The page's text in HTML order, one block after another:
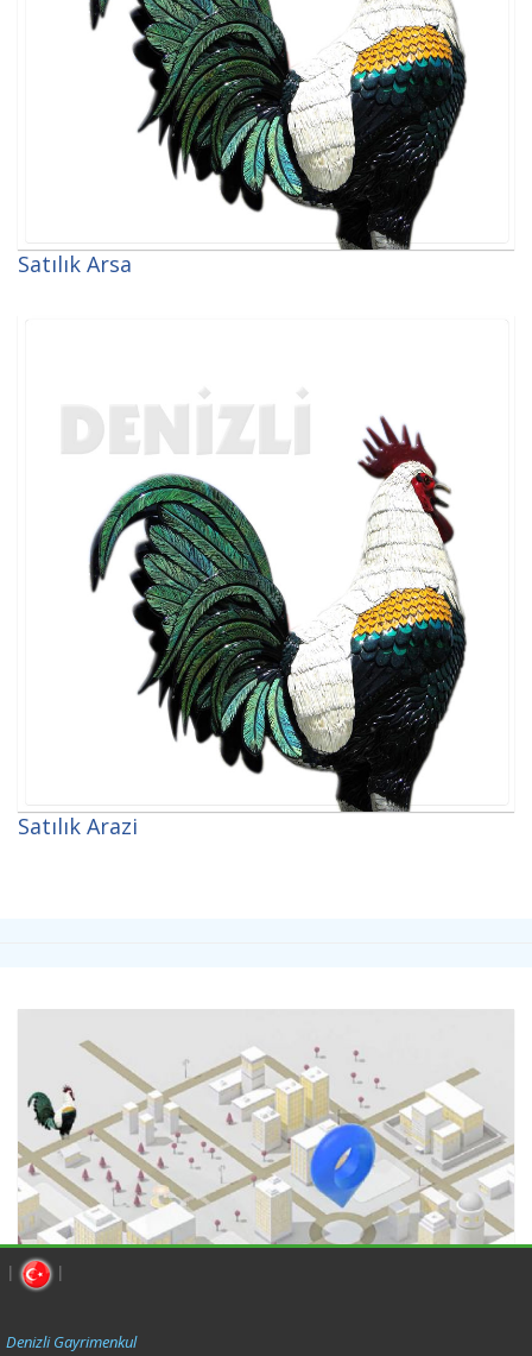
Satılık Arsa
Satılık Arazi
| |
Denizli Gayrimenkul